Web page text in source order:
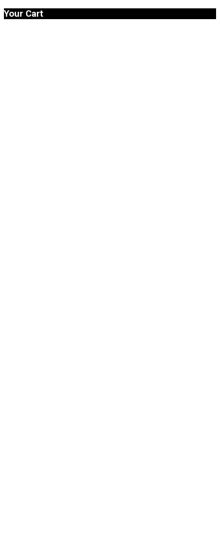
Your Cart